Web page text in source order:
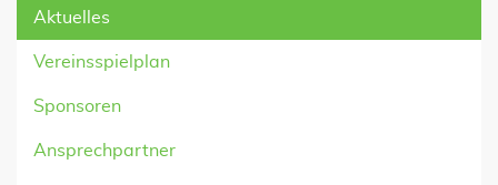
Aktuelles
Vereinsspielplan
Sponsoren
Ansprechpartner